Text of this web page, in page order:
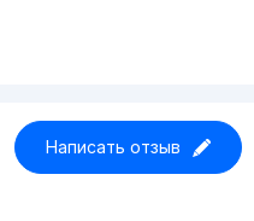
Написать отзыв